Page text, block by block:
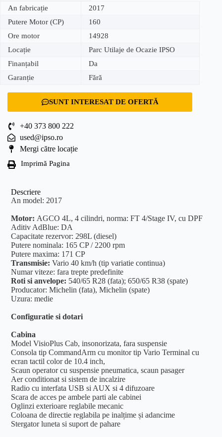
An fabricație
2017
Putere Motor (CP)
160
Ore motor
14928
Locație
Parc Utilaje de Ocazie IPSO
Finanțabil
Da
Garanție
Fără
SUNT INTERESAT DE OFERTĂ
+40 373 800 222
used@ipso.ro
Mergi către locație
Imprimă Pagina
Descriere
An model: 2017
Motor: AGCO 4L, 4 cilindri, norma: FT 4/Stage IV, cu DPF
Aditiv AdBlue: DA
Capacitate rezervor: 298L (diesel)
Putere nominala: 165 CP / 2200 rpm
Putere maxima: 171 CP
Transmisie:Vario 40 km/h (tip variatie continua)
Numar viteze: fara trepte predefinite
Roti si anvelope: 540/65 R28 (fata); 650/65 R38 (spate)
Producator: Michelin (fata), Michelin (spate)
Uzura: medie
Configuratie si dotari
Cabina
Model VisioPlus Cab, insonorizata, fara suspensie
Consola tip CommandArm cu monitor tip Vario Terminal cu
ecran tactil color de 10.4 inch,
Scaun operator cu suspensie pneumatica, scaun pasager
Aer conditionat si sistem de incalzire
Radio cu interfata USB si AUX si 4 difuzoare
Scara de acces pe ambele parti ale cabinei
Oglinzi exterioare reglabile mecanic
Coloana de directie reglabila pe inalțime și adancime
Stergator luneta si suport de pahare